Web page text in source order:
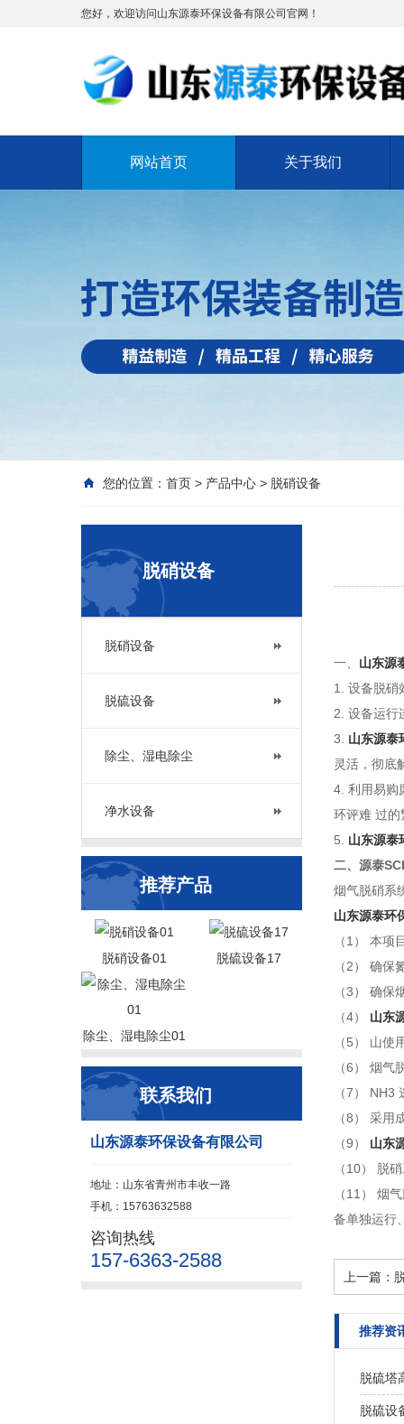
您好，欢迎访问山东源泰环保设备有限公司官网！
网站首页 关于我们
您的位置： 首页 > 产品中心 > 脱硝设备
脱硝设备
脱硝设备
脱硫设备
除尘、湿电除尘
净水设备
推荐产品
脱硝设备01 脱硫设备17
除尘、湿电除尘01
联系我们
山东源泰环保设备有限公司
地址：山东省青州市丰收一路
手机：15763632588
咨询热线
157-6363-2588
一、 山东源
1. 设备脱硝
2. 设备运
3. 山东源泰
灵活，彻底
4. 利用易购
环评难 过
5. 山东源泰
二、源泰
烟气脱硝系
山东源泰环
（1） 本
（2） 确保
（3） 确保
（4） 山东
（5） 山
（6） 烟
（7）
（8） 采
（9） 山东
（10） 脱
（11） 烟
备单独运行
上一篇：
推荐资
脱硫塔
脱硫设